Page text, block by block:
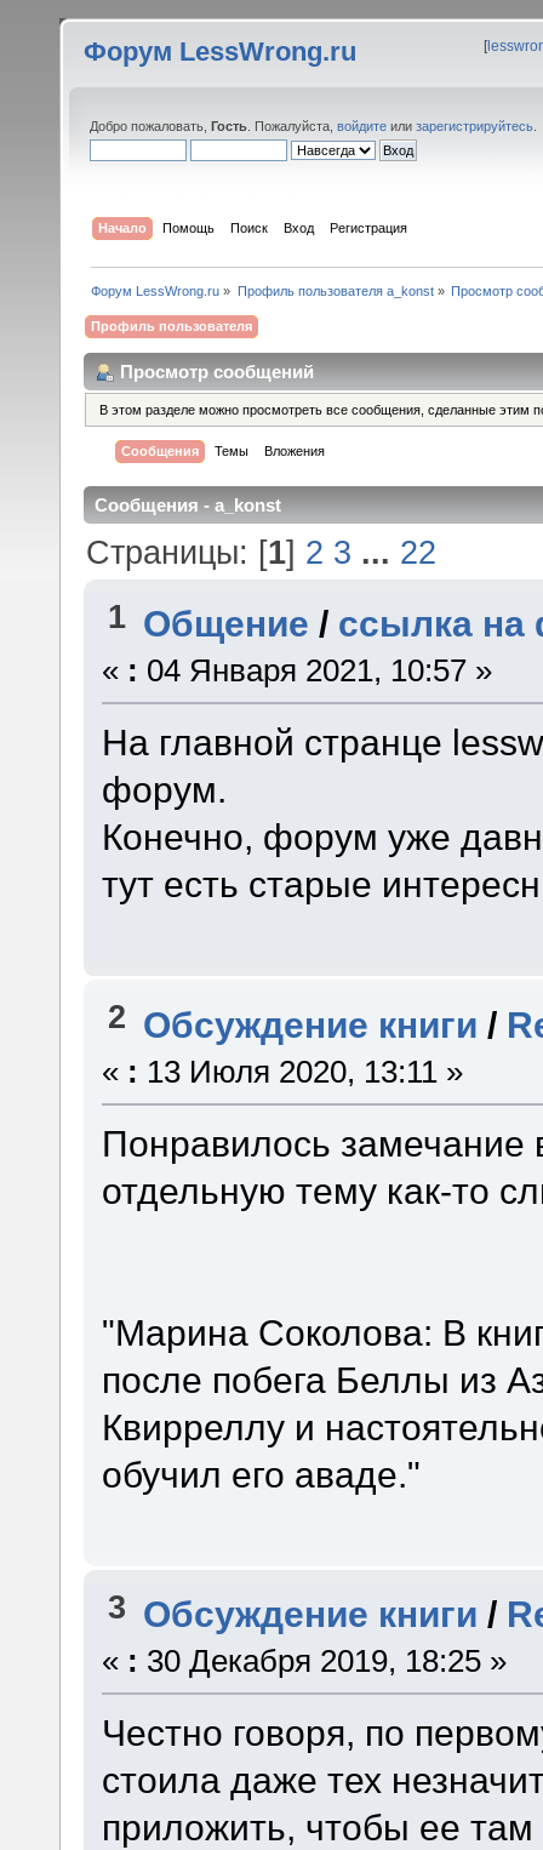
Форум LessWrong.ru [
Добро пожаловать, Гость . Пожалуйста, войдите или зарегистрируйтесь
Начало Помощь Поиск Вход Регистрация
Форум LessWrong.ru » Профиль пользователя a_konst» Просмотр
Профиль пользователя
Просмотр сообщений
В этом разделе можно просмотреть все сообщения, сделанные этим
Сообщения Темы Вложения
Сообщения - a_konst
Страницы: [1] 2 3 ... 22
1 Общение / ссылка на
« : 04 Января 2021, 10:57 »
На главной странце
форум.
Конечно, форум уже
тут есть старые
2 Обсуждение книги /
« : 13 Июля 2020, 13:11 »
Понравилось замечание
отдельную тему как-то
"Марина Соколова: В
после побега Беллы из
Квирреллу и
обучил его аваде."
3 Обсуждение книги /
« : 30 Декабря 2019, 18:25 »
Честно говоря, по
стоила даже тех
приложить, чтобы ее там